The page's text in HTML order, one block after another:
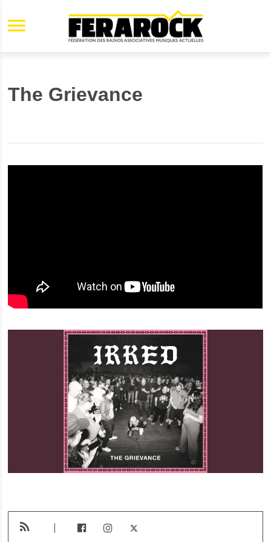
Aller au contenu principal
The Grievance